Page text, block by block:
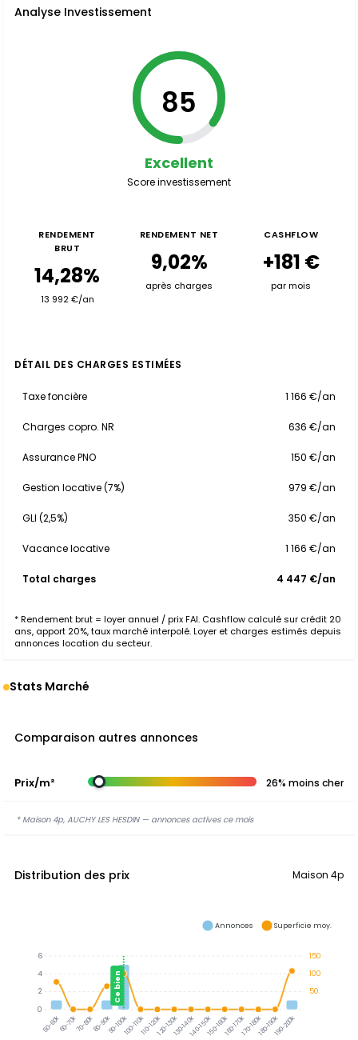
Analyse Investissement
85
Excellent
Score investissement
RENDEMENT
BRUT
14,28%
13 992 €/an
RENDEMENT NET
9,02%
après charges
CASHFLOW
+181 €
par mois
DÉTAIL DES CHARGES ESTIMÉES
Taxe foncière 1 166 €/an
Charges copro. NR 636 €/an
Assurance PNO 150 €/an
Gestion locative (7%) 979 €/an
GLI (2,5%) 350 €/an
Vacance locative 1 166 €/an
Total charges 4 447 €/an
* Rendement brut = loyer annuel / prix FAI. Cashflow calculé sur crédit 20
ans, apport 20%, taux marché interpolé. Loyer et charges estimés depuis
annonces location du secteur.
Stats Marché
Comparaison autres annonces
Prix/m² 26% moins cher
* Maison 4p, AUCHY LES HESDIN — annonces actives ce mois
Distribution des prix Maison 4p
50-60k60-70k70-80k80-90k90-100k100-110k110-120k120-130k130-140k140-150k150-160k160-170k170-180k180-190k190-200k
Ce bien
150
100
50
6
4
2
0
Annonces Superficie moy.